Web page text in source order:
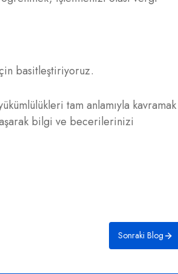
basitleştiriyoruz.
tam anlamıyla kavramak
bilgi ve becerilerinizi
Sonraki Blog